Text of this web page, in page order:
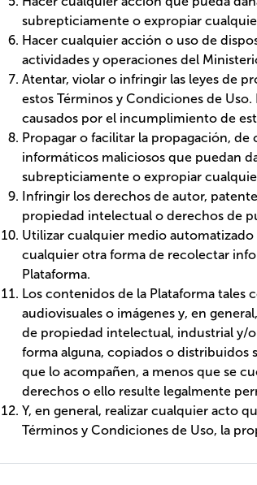
Propagar o facilitar la propagación, de
que puedan dañar, interferir
información.
Infringir los derechos de autor, patentes,
o derechos de publicidad o privacidad del
Utilizar cualquier medio automatizado de
de recolectar información relativa a los
Los contenidos de la Plataforma tales
y, en general, todo material que se
otra forma semejante, no pueden ser
contexto, texto, gráfico o imágenes que lo
los correspondientes derechos o ello
Y, en general, realizar cualquier acto que
Condiciones de Uso, la propiedad